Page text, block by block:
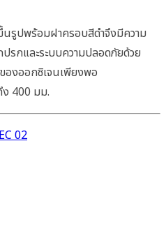
นรูปพร้อมฝาครอบสีดำจึงมีความ
รกและระบบความปลอดภัยด้วย
องออกซิเจนเพียงพอ
ง 400 มม.